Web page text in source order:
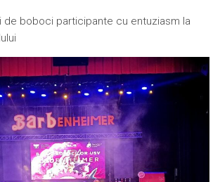
de boboci participante cu entuziasm la